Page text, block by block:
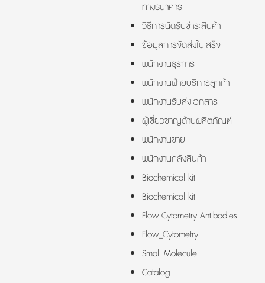
ทางธนาคาร
วิธีการนัดรับชำระสินค้า
ข้อมูลการจัดส่งใบเสร็จ
พนักงานธุรการ
พนักงานฝ่ายบริการลูกค้า
พนักงานรับส่งเอกสาร
ผู้เชี่ยวชาญด้านผลิตภัณฑ์
พนักงานขาย
พนักงานคลังสินค้า
Biochemical kit
Biochemical kit
Flow Cytometry Antibodies
Flow_Cytometry
Small Molecule
Catalog